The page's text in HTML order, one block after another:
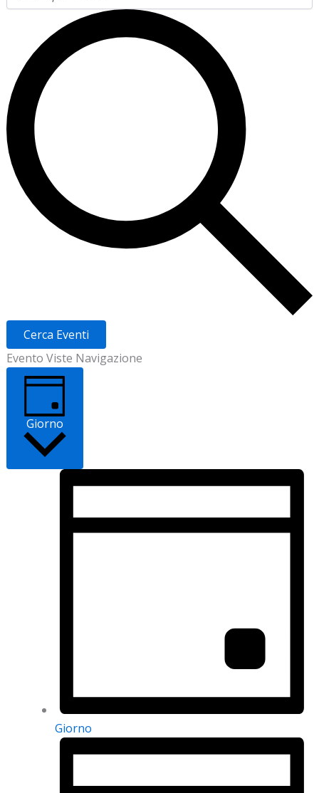
Cerca Eventi
Evento Viste Navigazione
Giorno
Giorno